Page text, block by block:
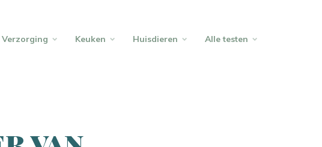
Verzorging Keuken Huisdieren Alle testen